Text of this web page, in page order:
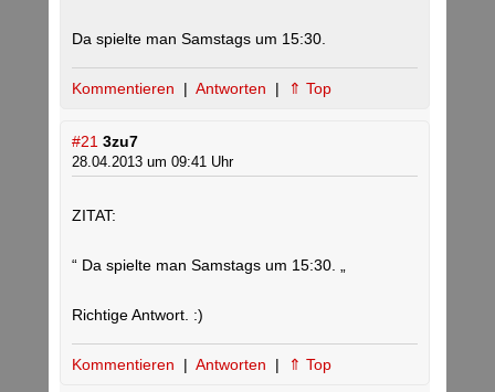
Da spielte man Samstags um 15:30.
Kommentieren | Antworten | ⇑ Top
#21 3zu7
28.04.2013 um 09:41 Uhr
ZITAT:
“ Da spielte man Samstags um 15:30. „
Richtige Antwort. :)
Kommentieren | Antworten | ⇑ Top